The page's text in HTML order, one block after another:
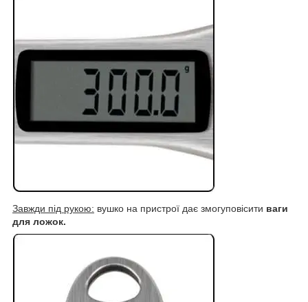
Завжди під рукою: вушко на пристрої дає змогуповісити ваги
для ложок.